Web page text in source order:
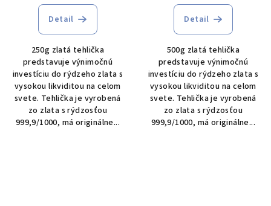
Detail
250g zlatá tehlička
predstavuje výnimočnú
investíciu do rýdzeho zlata s
vysokou likviditou na celom
svete. Tehlička je vyrobená
zo zlata s rýdzosťou
999,9/1000, má originálne...
Detail
500g zlatá tehlička
predstavuje výnimočnú
investíciu do rýdzeho zlata s
vysokou likviditou na celom
svete. Tehlička je vyrobená
zo zlata s rýdzosťou
999,9/1000, má originálne...